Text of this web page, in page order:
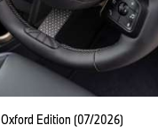
Oxford Edition (07/2026)